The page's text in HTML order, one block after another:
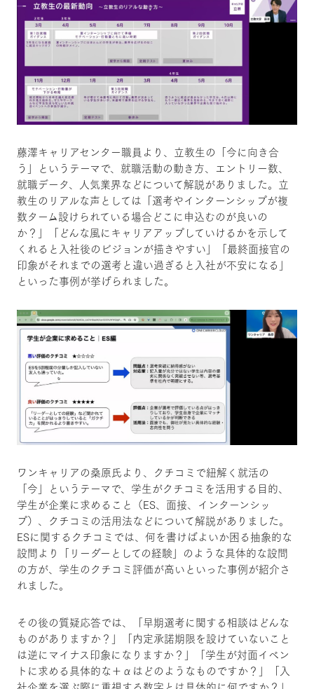
藤澤キャリアセンター職員より、立教生の「今に向き合
う」というテーマで、就職活動の動き方、エントリー数、
就職データ、人気業界などについて解説がありました。立
教生のリアルな声としては「選考やインターンシップが複
数ターム設けられている場合どこに申込むのが良いの
か？」「どんな風にキャリアアップしていけるかを示して
くれると入社後のビジョンが描きやすい」「最終面接官の
印象がそれまでの選考と違い過ぎると入社が不安になる」
といった事例が挙げられました。
ワンキャリアの桑原氏より、クチコミで紐解く就活の
「今」というテーマで、学生がクチコミを活用する目的、
学生が企業に求めること（ES、面接、インターンシッ
プ）、クチコミの活用法などについて解説がありました。
ESに関するクチコミでは、何を書けばよいか困る抽象的な
設問より「リーダーとしての経験」のような具体的な設問
の方が、学生のクチコミ評価が高いといった事例が紹介さ
れました。
その後の質疑応答では、「早期選考に関する相談はどんな
ものがありますか？」「内定承諾期限を設けていないこと
は逆にマイナス印象になりますか？」「学生が対面イベン
トに求める具体的な＋αはどのようなものですか？」「入